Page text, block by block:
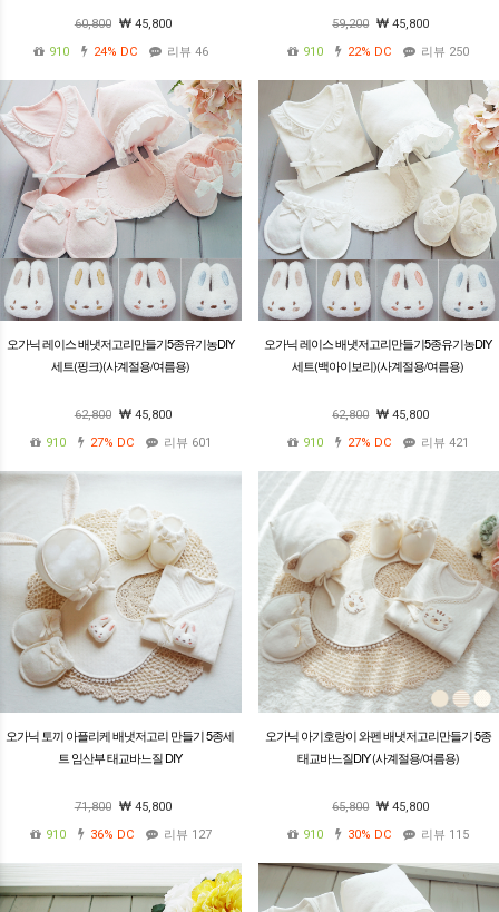
60,800
45,800
910
24% DC 리뷰 46
59,200
45,800
910
22% DC 리뷰 250
오가닉 레이스 배냇저고리만들기5종유기농DIY
세트(핑크)(사계절용/여름용)
62,800
45,800
910
27% DC 리뷰 601
오가닉 레이스 배냇저고리만들기5종유기농DIY
세트(백아이보리)(사계절용/여름용)
62,800
45,800
910
27% DC 리뷰 421
오가닉 토끼 아플리케 배냇저고리 만들기 5종세
트 임산부 태교바느질 DIY
71,800
45,800
910
36% DC 리뷰 127
오가닉 아기호랑이 와펜 배냇저고리만들기 5종
태교바느질DIY (사계절용/여름용)
65,800
45,800
910
30% DC 리뷰 115